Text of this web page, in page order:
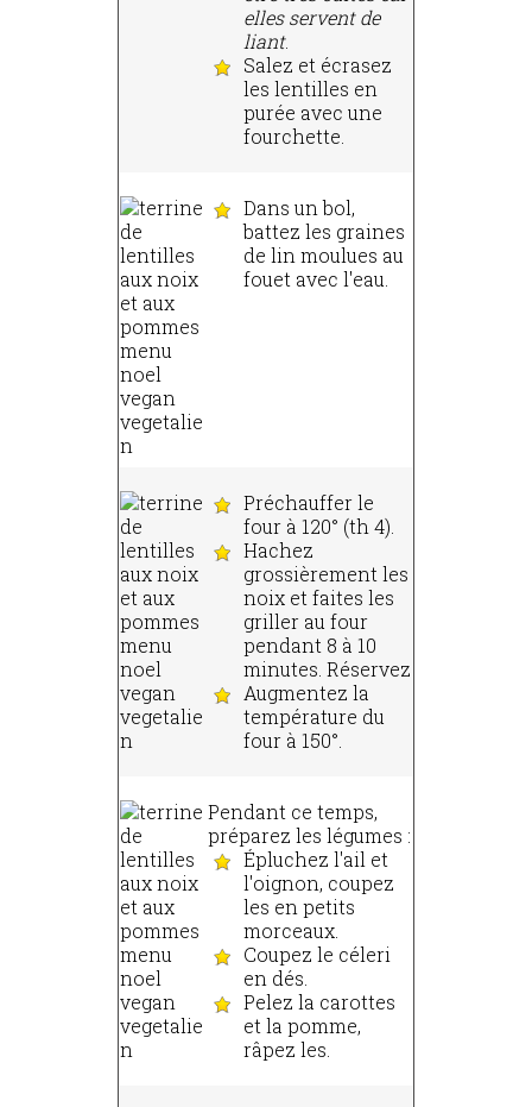
elles servent de
liant.
Salez et écrasez
les lentilles en
purée avec une
fourchette.
Dans un bol,
battez les graines
de lin moulues au
fouet avec l'eau.
Préchauffer le
four à 120° (th 4).
Hachez
grossièrement les
noix et faites les
griller au four
pendant 8 à 10
minutes. Réservez
Augmentez la
température du
four à 150°.
Pendant ce temps,
préparez les légumes :
Épluchez l'ail et
l'oignon, coupez
les en petits
morceaux.
Coupez le céleri
en dés.
Pelez la carottes
et la pomme,
râpez les.